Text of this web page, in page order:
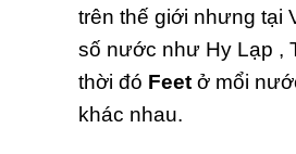
trên thế giới nhưng tại
số nước như Hy Lạp ,
thời đó Feet ở mổi
khác nhau.